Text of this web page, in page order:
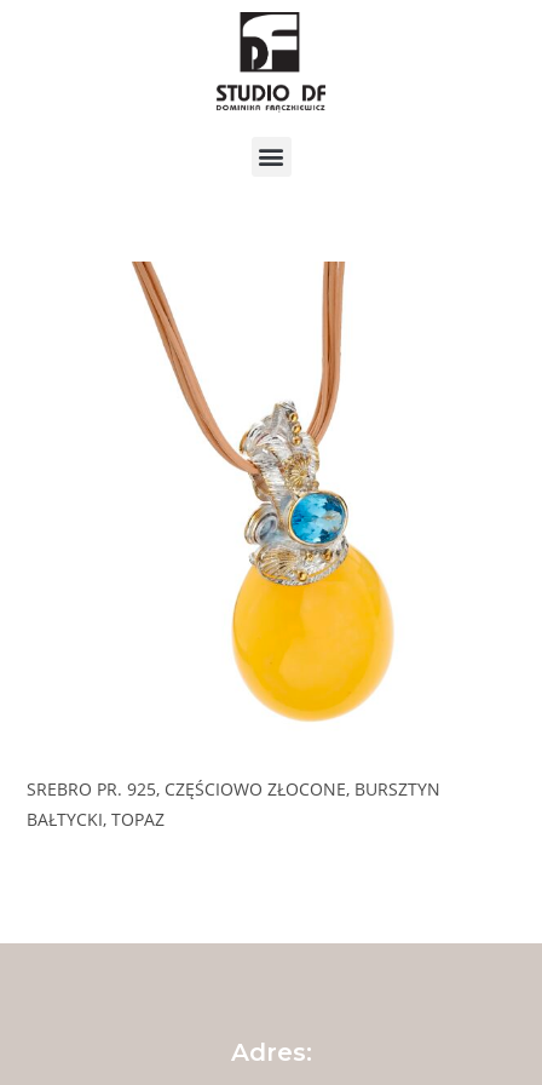
SREBRO PR. 925, CZĘŚCIOWO ZŁOCONE, BURSZTYN
BAŁTYCKI, TOPAZ
Adres: